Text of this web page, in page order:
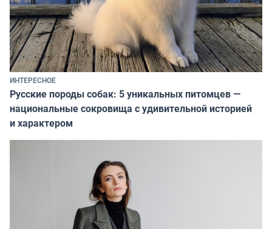
ИНТЕРЕСНОЕ
Русские породы собак: 5 уникальных питомцев —
национальные сокровища с удивительной историей
и характером